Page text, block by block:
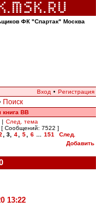
ФК "Спартак" Москва
Вход • Регистрация
Поиск
книга ВВ
| След. тема
[ Сообщений: 7522 ]
3, 4 5 6 151
След.
Добавить
13:22